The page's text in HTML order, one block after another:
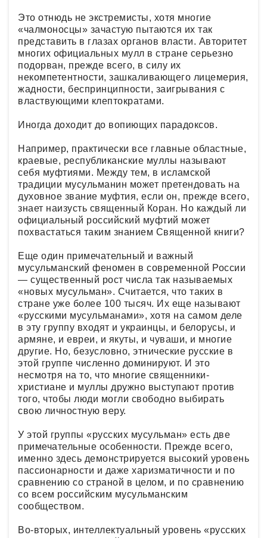
Это отнюдь не экстремисты, хотя многие
«чалмоносцы» зачастую пытаются их так
представить в глазах органов власти. Авторитет
многих официальных мулл в стране серьезно
подорван, прежде всего, в силу их
некомпетентности, зашкаливающего лицемерия,
жадности, беспринципности, заигрывания с
властвующими клептократами.
Иногда доходит до вопиющих парадоксов.
Например, практически все главные областные,
краевые, республиканские муллы называют
себя муфтиями. Между тем, в исламской
традиции мусульманин может претендовать на
духовное звание муфтия, если он, прежде всего,
знает наизусть священный Коран. Но каждый ли
официальный российский муфтий может
похвастаться таким знанием Священной книги?
Еще один примечательный и важный
мусульманский феномен в современной России
— существенный рост числа так называемых
«новых мусульман». Считается, что таких в
стране уже более 100 тысяч. Их еще называют
«русскими мусульманами», хотя на самом деле
в эту группу входят и украинцы, и белорусы, и
армяне, и евреи, и якуты, и чуваши, и многие
другие. Но, безусловно, этнические русские в
этой группе численно доминируют. И это
несмотря на то, что многие священники-
христиане и муллы дружно выступают против
того, чтобы люди могли свободно выбирать
свою личностную веру.
У этой группы «русских мусульман» есть две
примечательные особенности. Прежде всего,
именно здесь демонстрируется высокий уровень
пассионарности и даже харизматичности и по
сравнению со страной в целом, и по сравнению
со всем российским мусульманским
сообществом.
Во-вторых, интеллектуальный уровень «русских